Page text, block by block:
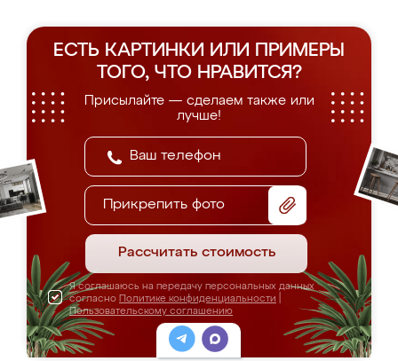
ЕСТЬ КАРТИНКИ ИЛИ ПРИМЕРЫ
ТОГО, ЧТО НРАВИТСЯ?
Присылайте — сделаем также или
лучше!
Прикрепить фото
Рассчитать стоимость
Я соглашаюсь на передачу персональных данных
согласно Политике конфиденциальности
Пользовательскому соглашению